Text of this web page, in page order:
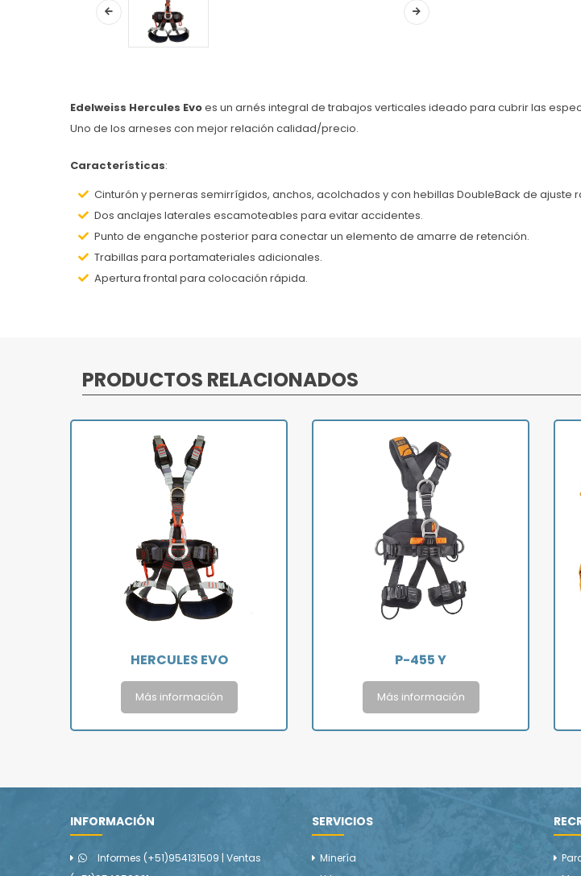
Edelweiss Hercules Evoes un arnés integral de trabajos verticales ideado para cubrir las
Uno de los arneses con mejor relación calidad/precio.
Características:
Cinturón y perneras semirrígidos, anchos, acolchados y con hebillas DoubleBack de ajuste
Dos anclajes laterales escamoteables para evitar accidentes.
Punto de enganche posterior para conectar un elemento de amarre de retención.
Trabillas para portamateriales adicionales.
Apertura frontal para colocación rápida.
PRODUCTOS RELACIONADOS
HERCULES EVO
Más información
P-455 Y
Más información
INFORMACIÓN
Informes (+51)954131509 | Ventas
SERVICIOS
Minería